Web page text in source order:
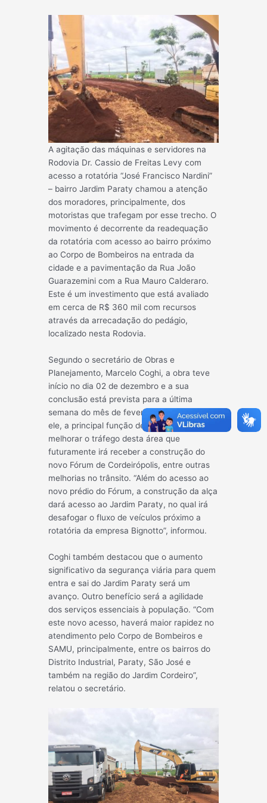
A agitação das máquinas e servidores na
Rodovia Dr. Cassio de Freitas Levy com
acesso a rotatória “José Francisco Nardini”
– bairro Jardim Paraty chamou a atenção
dos moradores, principalmente, dos
motoristas que trafegam por esse trecho. O
movimento é decorrente da readequação
da rotatória com acesso ao bairro próximo
ao Corpo de Bombeiros na entrada da
cidade e a pavimentação da Rua João
Guarazemini com a Rua Mauro Calderaro.
Este é um investimento que está avaliado
em cerca de R$ 360 mil com recursos
através da arrecadação do pedágio,
localizado nesta Rodovia.
Segundo o secretário de Obras e
Planejamento, Marcelo Coghi, a obra teve
início no dia 02 de dezembro e a sua
conclusão está prevista para a última
semana do mês de fevereiro de 2020. Para
ele, a principal função desse acesso é
melhorar o tráfego desta área que
futuramente irá receber a construção do
novo Fórum de Cordeirópolis, entre outras
melhorias no trânsito. “Além do acesso ao
novo prédio do Fórum, a construção da alça
dará acesso ao Jardim Paraty, no qual irá
desafogar o fluxo de veículos próximo a
rotatória da empresa Bignotto”, informou.
Coghi também destacou que o aumento
significativo da segurança viária para quem
entra e sai do Jardim Paraty será um
avanço. Outro benefício será a agilidade
dos serviços essenciais à população. “Com
este novo acesso, haverá maior rapidez no
atendimento pelo Corpo de Bombeiros e
SAMU, principalmente, entre os bairros do
Distrito Industrial, Paraty, São José e
também na região do Jardim Cordeiro”,
relatou o secretário.